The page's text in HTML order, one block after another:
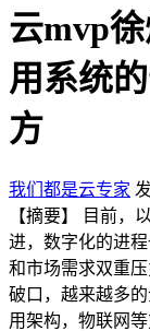
云mvp
用系统
方
我们都是云专家
【摘要】 目前，
进，数字化的进
和市场需求双重
破口，越来越多
用架构，物联网